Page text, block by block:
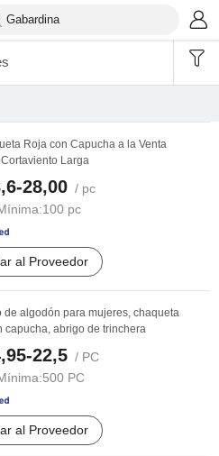
Roja con Capucha a la Venta
Larga
28,00 / pc
100 pc
al Proveedor
de algodón para mujeres, chaqueta
capucha, abrigo de trinchera
22,5 / PC
500 PC
al Proveedor